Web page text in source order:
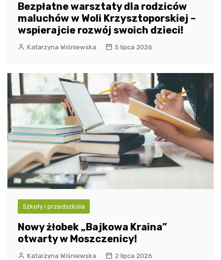
Bezpłatne warsztaty dla rodziców
maluchów w Woli Krzysztoporskiej –
wspierajcie rozwój swoich dzieci!
Katarzyna Wiśniewska 5 lipca 2026
Szkoły i przedszkola
Nowy żłobek „Bajkowa Kraina”
otwarty w Moszczenicy!
Katarzyna Wiśniewska 2 lipca 2026